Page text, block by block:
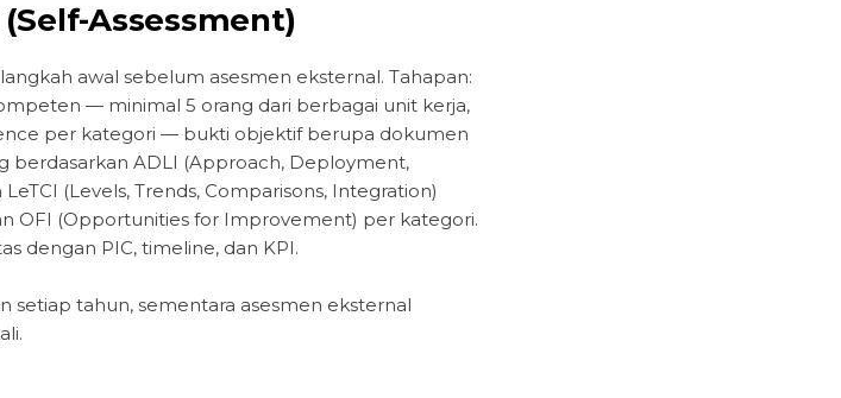
Assessment)
awal sebelum asesmen eksternal. Tahapan:
— minimal 5 orang dari berbagai unit kerja,
per kategori — bukti objektif berupa dokumen
berdasarkan ADLI (Approach, Deployment,
(Levels, Trends, Comparisons, Integration)
OFI (Opportunities for Improvement) per kategori.
dengan PIC, timeline, dan KPI.
setiap tahun, sementara asesmen eksternal